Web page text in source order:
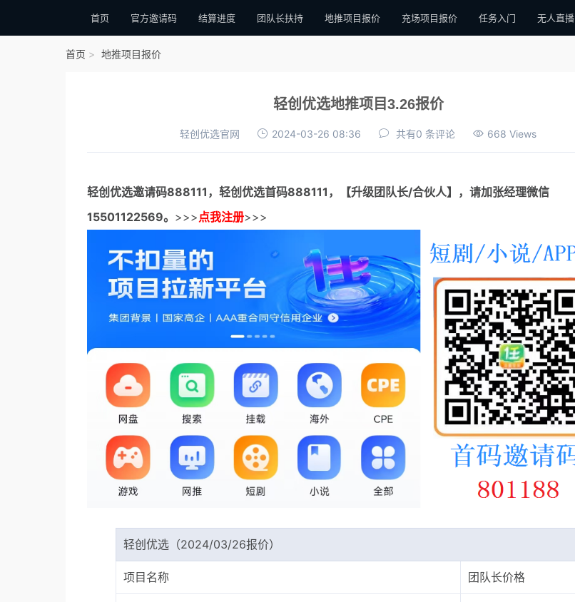
首页 官方邀请码 结算进度 团队长扶持 地推项目报价 充场项目报价 任务入门 无人直播
首页 地推项目报价
轻创优选地推项目3.26报价
轻创优选官网 2024-03-26 08:36 共有0 条评论 668 Views
轻创优选邀请码888111， 轻创优选首码888111，【升级团队长/合伙人】，请加张经理微信
15501122569。 >>>点我注册>>>
轻创优选（2024/03/26报价）
项目名称 团队长价格